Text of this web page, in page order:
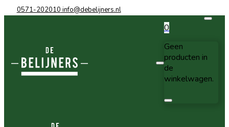
0571-202010 info@debelijners.nl
0
Geen
producten in
de
winkelwagen.